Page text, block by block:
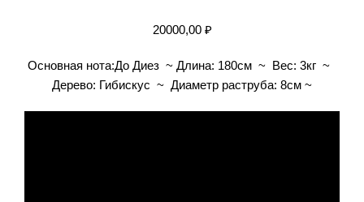
20000,00 ₽
Основная нота:До Диез ~ Длина: 180см ~ Вес: 3кг ~
Дерево: Гибискус ~ Диаметр раструба: 8cм ~